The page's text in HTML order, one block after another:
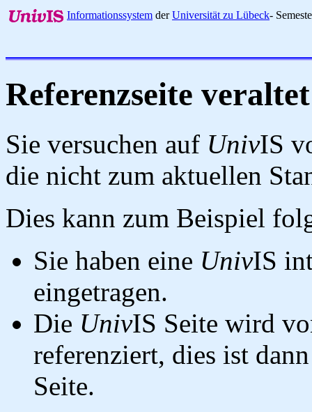
Informationssystem derUniversität zu Lübeck-
Referenzseite veraltet
Sie versuchen auf UnivIS
die nicht zum aktuellen
Dies kann zum Beispiel
Sie haben eine UnivIS
eingetragen.
Die UnivIS Seite wird
referenziert, dies ist
Seite.